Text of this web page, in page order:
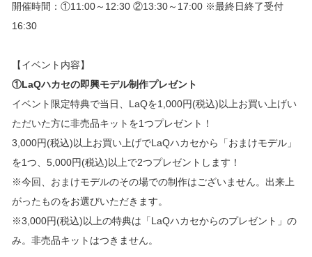
開催時間：①11:00～12:30 ②13:30～17:00 ※最終日終了受付
16:30
【イベント内容】
①LaQハカセの即興モデル制作プレゼント
イベント限定特典で当日、LaQを1,000円(税込)以上お買い上げい
ただいた方に非売品キットを1つプレゼント！
3,000円(税込)以上お買い上げでLaQハカセから「おまけモデル」
を1つ、5,000円(税込)以上で2つプレゼントします！
※今回、おまけモデルのその場での制作はございません。出来上
がったものをお選びいただきます。
※3,000円(税込)以上の特典は「LaQハカセからのプレゼント」の
み。非売品キットはつきません。